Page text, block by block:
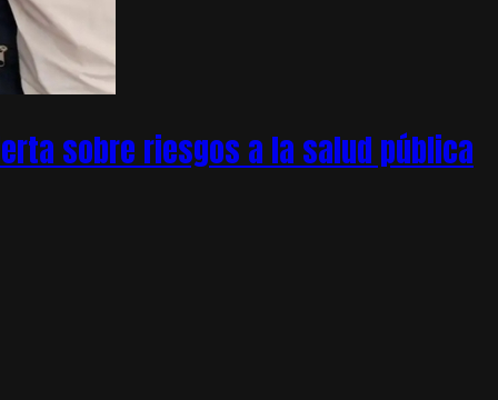
sobre riesgos a la salud pública